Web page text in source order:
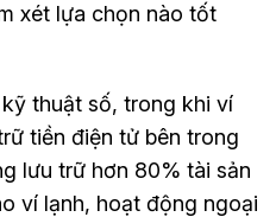
xét lựa chọn nào tốt
thuật số, trong khi ví
tiền điện tử bên trong
lưu trữ hơn 80% tài sản
ví lạnh, hoạt động ngoại